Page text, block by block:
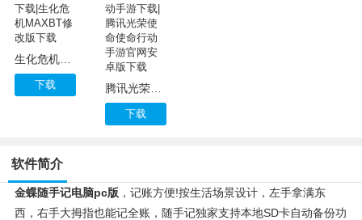
生化危机MAX变态版下载|生化危机MAXBT修改版下载
下载 腾讯光荣使命使命行动手游下载|腾讯光荣使命使命行动手游官网安卓版下载
下载
软件简介
金蝶随手记电脑pc版 ，记账方便!按生活场景设计，左手拿满东
西，右手大拇指也能记全账，随手记独家支持本地SD卡自动备份功